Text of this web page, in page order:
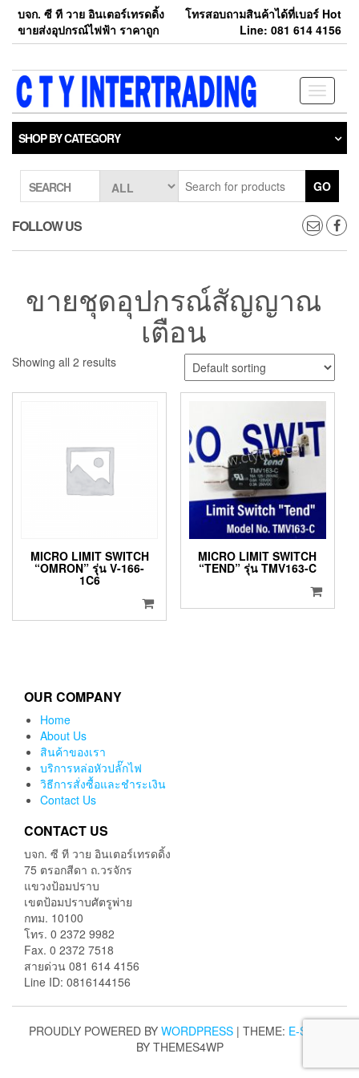
Skip
the
บจก. ซี ที วาย อินเตอร์เทรดดิ้ง
ขายส่งอุปกรณ์ไฟฟ้า ราคาถูก
โทรสอบถามสินค้าได้ที่เบอร์ Hot
Line: 081 614 4156
Toggle
SHOP BY CATEGORY
SEARCH GO
FOLLOW US
ขายชุดอุปกรณ์สัญญาณ
เตือน
Showing all 2 results
MICRO LIMIT SWITCH
“OMRON” รุ่น V-166-
1C6
MICRO LIMIT SWITCH
“TEND” รุ่น TMV163-C
OUR COMPANY
Home
About Us
สินค้าของเรา
บริการหล่อหัวปลั๊กไฟ
วิธีการสั่งซื้อและชำระเงิน
Contact Us
CONTACT US
บจก. ซี ที วาย อินเตอร์เทรดดิ้ง
75 ตรอกสีดา ถ.วรจักร
แขวงป้อมปราบ
เขตป้อมปราบศัตรูพ่าย
กทม. 10100
โทร. 0 2372 9982
Fax. 0 2372 7518
สายด่วน 081 614 4156
Line ID: 0816144156
PROUDLY POWERED BY WORDPRESS | THEME: E-SHOP
BY THEMES4WP